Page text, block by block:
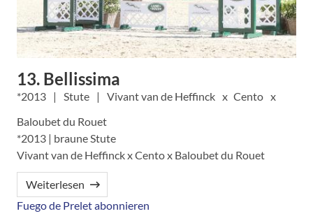
13. Bellissima
2013 Stute Vivant van de Heffinck
Cento
Baloubet du Rouet
*2013 | braune Stute
Vivant van de Heffinck x Cento x Baloubet du Rouet
Weiterlesen
Fuego de Prelet abonnieren